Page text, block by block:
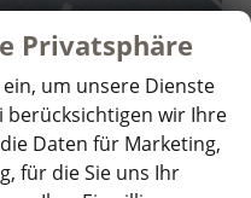
Executive 1.5 TSI ACT 110 kW 6-gang, Navigationssystem, 17 Zoll Alufelgen, ACC, PDC, Klimaautomatik, Phone Box, Reserverad, Full LED, 4 Jahre Garantie
Privatsphäre
um unsere Dienste
berücksichtigen wir Ihre
Daten für Marketing,
für die Sie uns Ihr